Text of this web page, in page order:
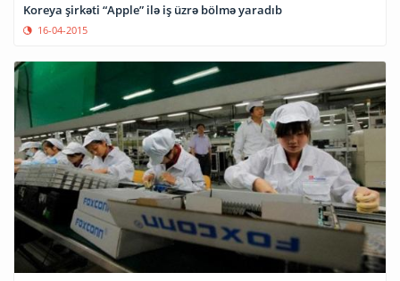
Koreya şirkəti “Apple” ilə iş üzrə bölmə yaradıb
16-04-2015